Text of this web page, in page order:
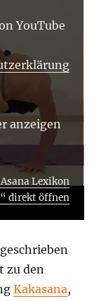
YouTube
anzeigen
Lexikon
direkt öffnen
zu den
Kakasana,